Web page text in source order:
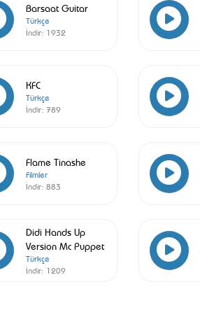
Barsaat Guitar
Türkçe
İndir: 1932
KFC
Türkçe
İndir: 789
Flame Tinashe
Filmler
İndir: 883
Didi Hands Up
Version Mc Puppet
Türkçe
İndir: 1209